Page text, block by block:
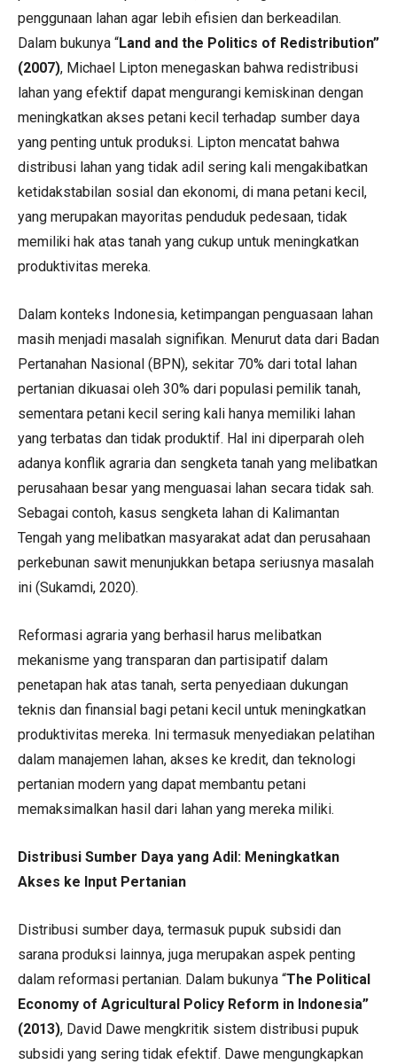
penggunaan lahan agar lebih efisien dan berkeadilan.
Dalam bukunya “Land and the Politics of Redistribution”
(2007), Michael Lipton menegaskan bahwa redistribusi
lahan yang efektif dapat mengurangi kemiskinan dengan
meningkatkan akses petani kecil terhadap sumber daya
yang penting untuk produksi. Lipton mencatat bahwa
distribusi lahan yang tidak adil sering kali mengakibatkan
ketidakstabilan sosial dan ekonomi, di mana petani kecil,
yang merupakan mayoritas penduduk pedesaan, tidak
memiliki hak atas tanah yang cukup untuk meningkatkan
produktivitas mereka.
Dalam konteks Indonesia, ketimpangan penguasaan lahan
masih menjadi masalah signifikan. Menurut data dari Badan
Pertanahan Nasional (BPN), sekitar 70% dari total lahan
pertanian dikuasai oleh 30% dari populasi pemilik tanah,
sementara petani kecil sering kali hanya memiliki lahan
yang terbatas dan tidak produktif. Hal ini diperparah oleh
adanya konflik agraria dan sengketa tanah yang melibatkan
perusahaan besar yang menguasai lahan secara tidak sah.
Sebagai contoh, kasus sengketa lahan di Kalimantan
Tengah yang melibatkan masyarakat adat dan perusahaan
perkebunan sawit menunjukkan betapa seriusnya masalah
ini (Sukamdi, 2020).
Reformasi agraria yang berhasil harus melibatkan
mekanisme yang transparan dan partisipatif dalam
penetapan hak atas tanah, serta penyediaan dukungan
teknis dan finansial bagi petani kecil untuk meningkatkan
produktivitas mereka. Ini termasuk menyediakan pelatihan
dalam manajemen lahan, akses ke kredit, dan teknologi
pertanian modern yang dapat membantu petani
memaksimalkan hasil dari lahan yang mereka miliki.
Distribusi Sumber Daya yang Adil: Meningkatkan
Akses ke Input Pertanian
Distribusi sumber daya, termasuk pupuk subsidi dan
sarana produksi lainnya, juga merupakan aspek penting
dalam reformasi pertanian. Dalam bukunya “The Political
Economy of Agricultural Policy Reform in Indonesia”
(2013), David Dawe mengkritik sistem distribusi pupuk
subsidi yang sering tidak efektif. Dawe mengungkapkan